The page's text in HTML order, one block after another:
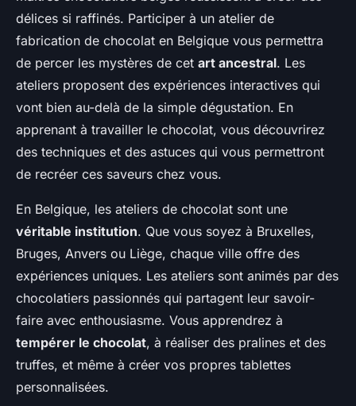
délices si raffinés. Participer à un atelier de
fabrication de chocolat en Belgique vous permettra
de percer les mystères de cet art ancestral. Les
ateliers proposent des expériences interactives qui
vont bien au-delà de la simple dégustation. En
apprenant à travailler le chocolat, vous découvrirez
des techniques et des astuces qui vous permettront
de recréer ces saveurs chez vous.
En Belgique, les ateliers de chocolat sont une
véritable institution. Que vous soyez à Bruxelles,
Bruges, Anvers ou Liège, chaque ville offre des
expériences uniques. Les ateliers sont animés par des
chocolatiers passionnés qui partagent leur savoir-
faire avec enthousiasme. Vous apprendrez à
tempérer le chocolat, à réaliser des pralines et des
truffes, et même à créer vos propres tablettes
personnalisées.